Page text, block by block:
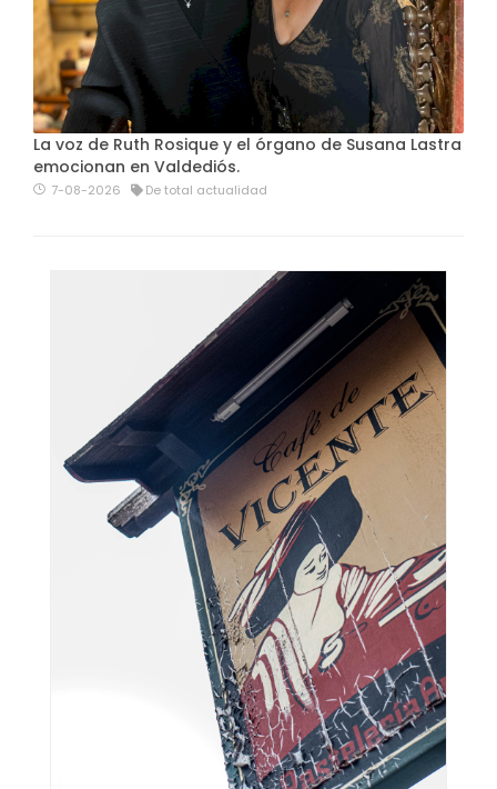
La voz de Ruth Rosique y el órgano de Susana Lastra
emocionan en Valdediós.
7-08-2026 De total actualidad